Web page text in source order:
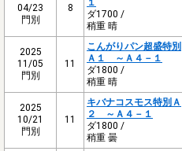
04/23
門別
8
ダ1700 /
稍重 晴
2025
11/05
門別
11
こんがりパン超盛特別
Ａ１ ～Ａ４－１
ダ1800 /
稍重 晴
2025
10/21
門別
11
キバナコスモス特別Ａ
２ ～Ａ４－１
ダ1800 /
稍重 曇